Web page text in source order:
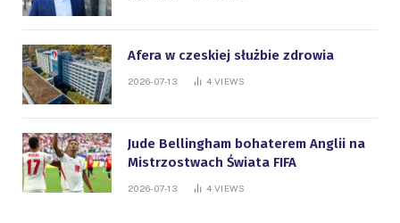
Afera w czeskiej służbie zdrowia
2026-07-13 4 VIEWS
Jude Bellingham bohaterem Anglii na
Mistrzostwach Świata FIFA
2026-07-13 4 VIEWS